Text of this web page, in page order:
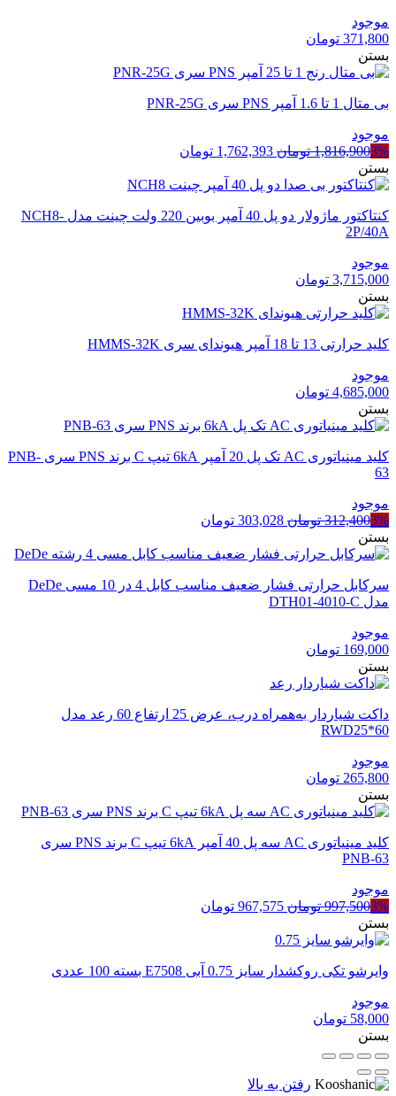
موجود
371,800 تومان
بستن
بی متال 1 تا 1.6 آمپر PNS سری PNR-25G
موجود
3%
1,816,900 تومان قیمت
1,816,900 تومان
1,762,393 تومان
بستن
کنتاکتور ماژولار دو پل 40 آمپر بوبین 220 ولت چینت مدل NCH8-
2P/40A
موجود
3,715,000 تومان
بستن
کلید حرارتی 13 تا 18 آمپر هیوندای سری HMMS-32K
موجود
4,685,000 تومان
بستن
کلید مینیاتوری AC تک پل 20 آمپر 6kA تیپ C برند PNS سری PNB-
63
موجود
3%
312,400 تومان قیمت
312,400 تومان
303,028 تومان
303,028 تومان
بستن
سرکابل حرارتی فشار ضعیف مناسب کابل 4 در 10 مسی DeDe
مدل DTH01-4010-C
موجود
169,000 تومان
بستن
داکت شیاردار به‌همراه درب، عرض 25 ارتفاع 60 رعد مدل
RWD25*60
موجود
265,800 تومان
بستن
کلید مینیاتوری AC سه پل 40 آمپر 6kA تیپ C برند PNS سری
PNB-63
موجود
3%
997,500 تومان قیمت
967,575 تومان
بستن
وایرشو تکی روکشدار سایز 0.75 آبی E7508 بسته 100 عددی
موجود
58,000 تومان
بستن
رفتن به بالا